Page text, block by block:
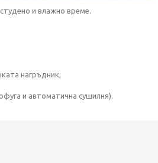
и влажно време.
нагръдник;
и автоматична сушилня).